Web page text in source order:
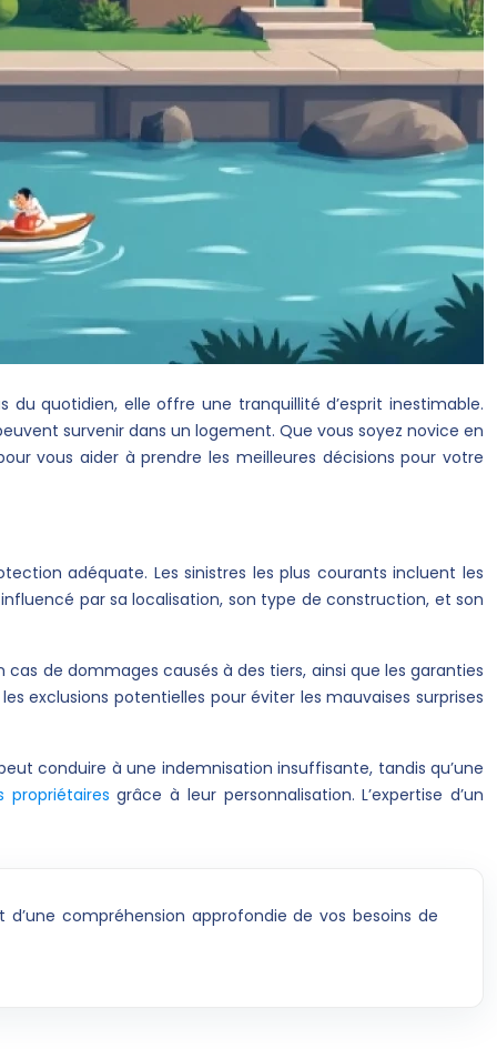
quotidien, elle offre une tranquillité d’esprit inestimable.
survenir dans un logement. Que vous soyez novice en
vous aider à prendre les meilleures décisions pour votre
adéquate. Les sinistres les plus courants incluent les
par sa localisation, son type de construction, et son
de dommages causés à des tiers, ainsi que les garanties
exclusions potentielles pour éviter les mauvaises surprises
conduire à une indemnisation insuffisante, tandis qu’une
propriétaires grâce à leur personnalisation. L’expertise d’un
compréhension approfondie de vos besoins de